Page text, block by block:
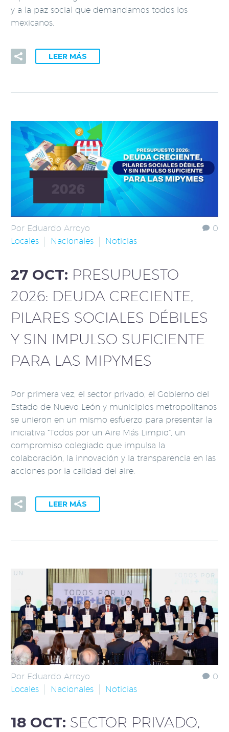
y a la paz social que demandamos todos los
mexicanos.
LEER MÁS
0
Por Eduardo Arroyo
Locales
Nacionales Noticias
27 OCT: PRESUPUESTO
2026: DEUDA CRECIENTE,
PILARES SOCIALES DÉBILES
Y SIN IMPULSO SUFICIENTE
PARA LAS MIPYMES
Por primera vez, el sector privado, el Gobierno del
Estado de Nuevo León y municipios metropolitanos
se unieron en un mismo esfuerzo para presentar la
iniciativa “Todos por un Aire Más Limpio”, un
compromiso colegiado que impulsa la
colaboración, la innovación y la transparencia en las
acciones por la calidad del aire.
LEER MÁS
0
Por Eduardo Arroyo
Locales
Nacionales Noticias
18 OCT: SECTOR PRIVADO,